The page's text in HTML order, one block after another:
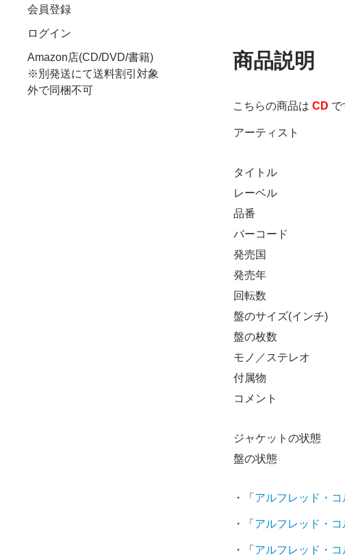
会員登録
ログイン
Amazon店(CD/DVD/書籍)
※別発送にて送料割引対象
外で同梱不可
商品説明
こちらの商品は CD で
アーティスト
タイトル
レーベル
品番
バーコード
発売国
発売年
回転数
盤のサイズ(インチ)
盤の枚数
モノ／ステレオ
付属物
コメント
ジャケットの状態
盤の状態
・「 アルフレッド・
・「 アルフレッド・
・「 アルフレッド・